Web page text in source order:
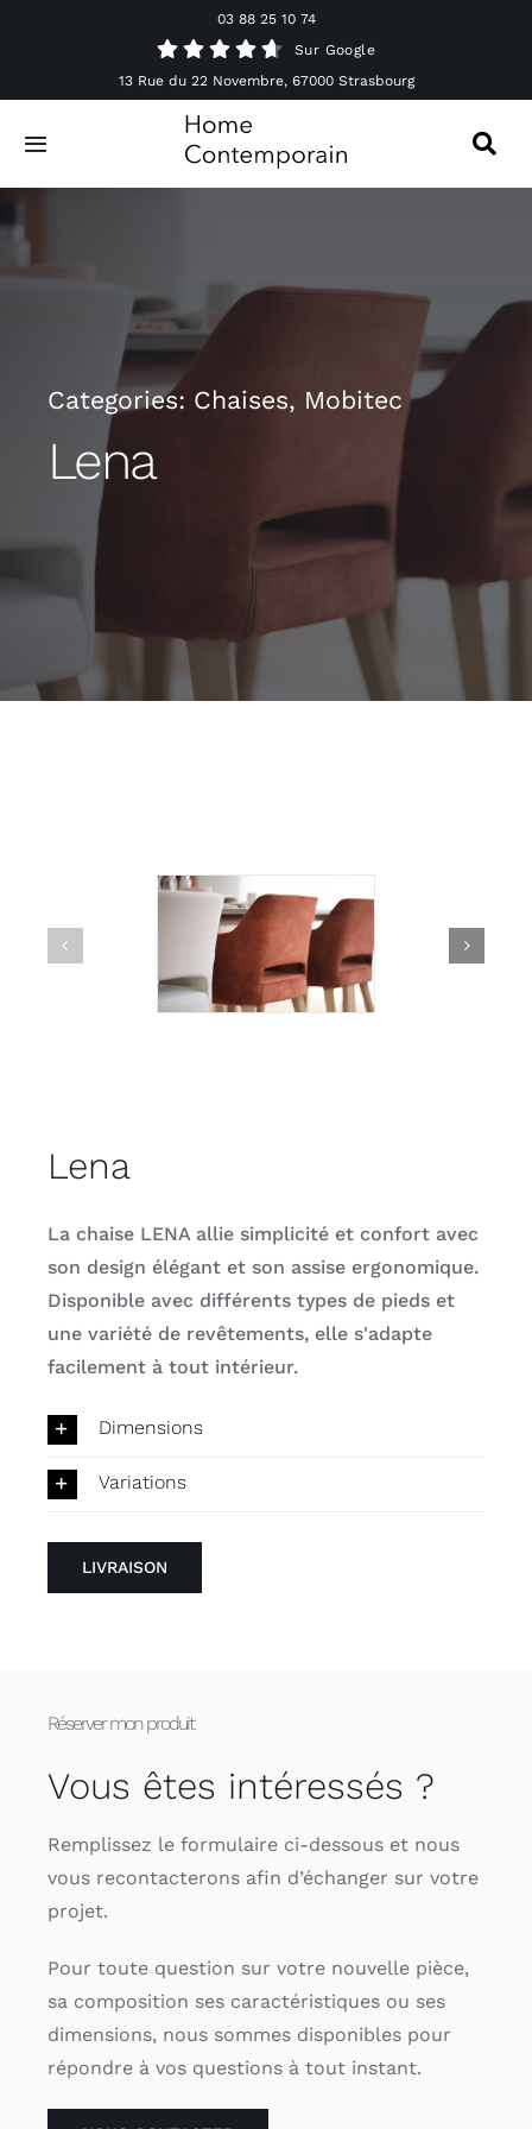
03 88 25 10 74
Sur Google
13 Rue du 22 Novembre, 67000 Strasbourg
Toggle
Navigation
Mobilier
Offres spéciales
Categories: Chaises, Mobitec
Lena
Lena
La chaise LENA allie simplicité et confort avec
son design élégant et son assise ergonomique.
Disponible avec différents types de pieds et
une variété de revêtements, elle s'adapte
facilement à tout intérieur.
Dimensions
Variations
LIVRAISON
Réserver mon produit
Vous êtes intéressés ?
Remplissez le formulaire ci-dessous et nous
vous recontacterons afin d’échanger sur votre
projet.
Pour toute question sur votre nouvelle pièce,
sa composition ses caractéristiques ou ses
dimensions, nous sommes disponibles pour
répondre à vos questions à tout instant.